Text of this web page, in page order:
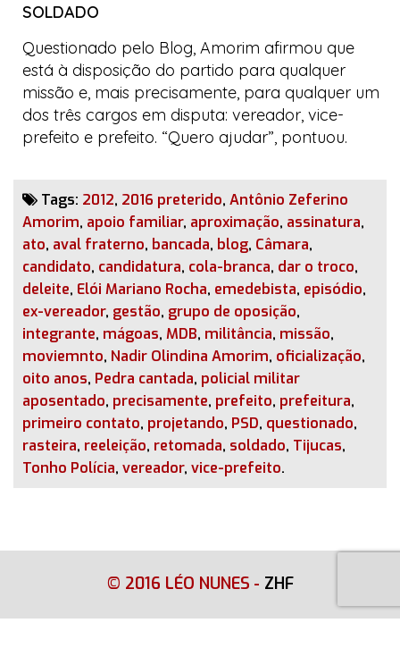
SOLDADO
Questionado pelo Blog, Amorim afirmou que
está à disposição do partido para qualquer
missão e, mais precisamente, para qualquer um
dos três cargos em disputa: vereador, vice-
prefeito e prefeito. “Quero ajudar”, pontuou.
Tags: 2012, 2016 preterido, Antônio Zeferino
Amorim, apoio familiar, aproximação, assinatura,
ato, aval fraterno, bancada, blog, Câmara,
candidato, candidatura, cola-branca, dar o troco,
deleite, Elói Mariano Rocha, emedebista, episódio,
ex-vereador, gestão, grupo de oposição,
integrante, mágoas, MDB, militância, missão,
moviemnto, Nadir Olindina Amorim, oficialização,
oito anos, Pedra cantada, policial militar
aposentado, precisamente, prefeito, prefeitura,
primeiro contato, projetando, PSD, questionado,
rasteira, reeleição, retomada, soldado, Tijucas,
Tonho Polícia, vereador, vice-prefeito.
© 2016 LÉO NUNES - ZHF